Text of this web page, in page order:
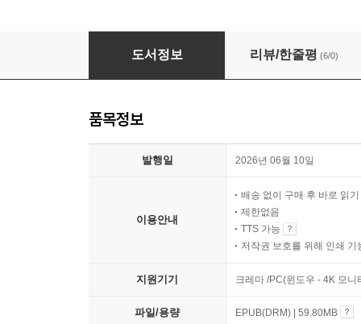
청소년 중독, 왜 하지 말라고 해요?
도서정보 리뷰/한줄평 (6/0)
품목정보
발행일 2026년 06월 10일
이용안내
배송 없이 구매 후 바로 읽기
제한없음
TTS 가능
저작권 보호를 위해 인쇄 기
지원기기 크레마 /PC(윈도우 - 4K 모
파일/용량 EPUB(DRM) | 59.80MB